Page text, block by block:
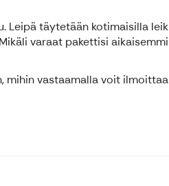
Leipä täytetään kotimaisilla
varaat pakettisi
mihin vastaamalla voit